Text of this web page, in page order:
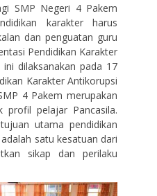
SMP Negeri 4 Pakem
karakter harus
dan penguatan guru
Pendidikan Karakter
dilaksanakan pada 17
Karakter Antikorupsi
4 Pakem merupakan
profil pelajar Pancasila.
utama pendidikan
satu kesatuan dari
sikap dan perilaku